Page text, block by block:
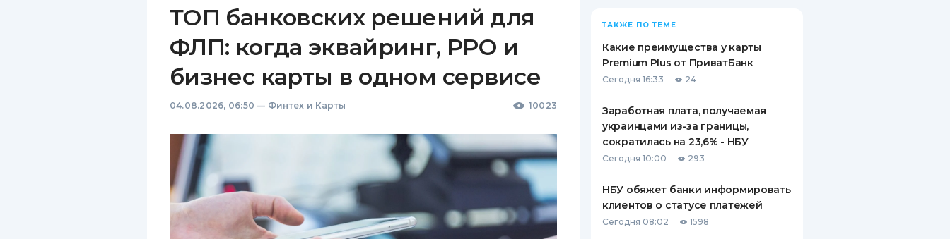
ТОП банковских решений для
ФЛП: когда эквайринг, РРО и
бизнес карты в одном сервисе
04.08.2026, 06:50 — Финтех и Карты 10023
ТАКЖЕ ПО ТЕМЕ
Какие преимущества у карты
Premium Plus от ПриватБанк
Сегодня 16:33 24
Заработная плата, получаемая
украинцами из-за границы,
сократилась на 23,6% - НБУ
Сегодня 10:00 293
НБУ обяжет банки информировать
клиентов о статусе платежей
Сегодня 08:02 1598